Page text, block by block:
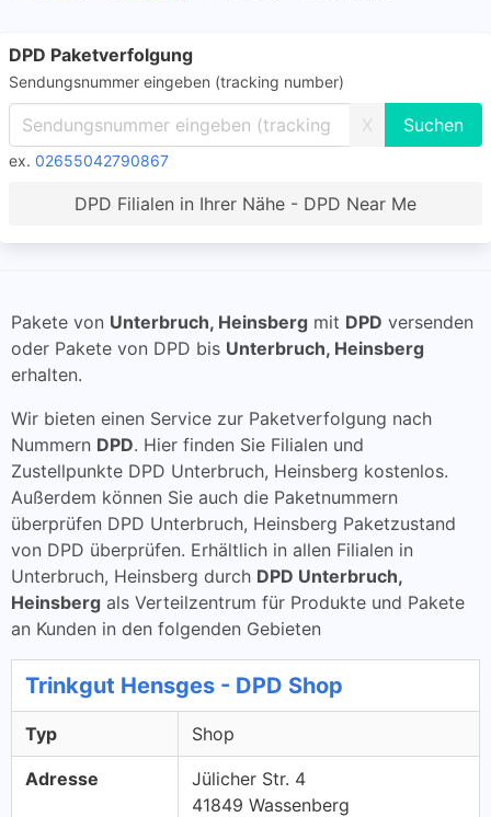
DPD Paketverfolgung
Sendungsnummer eingeben (tracking number)
X
ex. 02655042790867
DPD Filialen in Ihrer Nähe - DPD Near Me
Pakete von Unterbruch, Heinsberg mit DPD versenden
oder Pakete von DPD bis Unterbruch, Heinsberg
erhalten.
Wir bieten einen Service zur Paketverfolgung nach
Nummern DPD. Hier finden Sie Filialen und
Zustellpunkte DPD Unterbruch, Heinsberg kostenlos.
Außerdem können Sie auch die Paketnummern
überprüfen DPD Unterbruch, Heinsberg Paketzustand
von DPD überprüfen. Erhältlich in allen Filialen in
Unterbruch, Heinsberg durch DPD Unterbruch,
Heinsberg als Verteilzentrum für Produkte und Pakete
an Kunden in den folgenden Gebieten
Trinkgut Hensges - DPD Shop
Typ Shop
Adresse
Jülicher Str. 4
41849 Wassenberg